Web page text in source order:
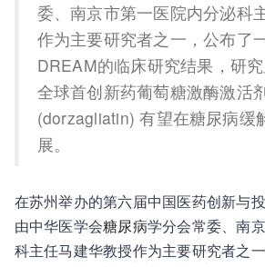
委、南京市第一医院内分泌科
作为主要研究者之一，公布了
DREAM的临床研究结果，研
全球首创新药葡萄糖激酶激活
(dorzagliatin) 有望在糖尿病缓
展。
在苏州举办的第六届中国医药创新与
由中华医学会糖尿病学分会常委、南
科主任马建华教授作为主要研究者之